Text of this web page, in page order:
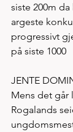
siste 200m
argeste
progressivt
på siste 1000
JENTE
Mens det går
Rogalands